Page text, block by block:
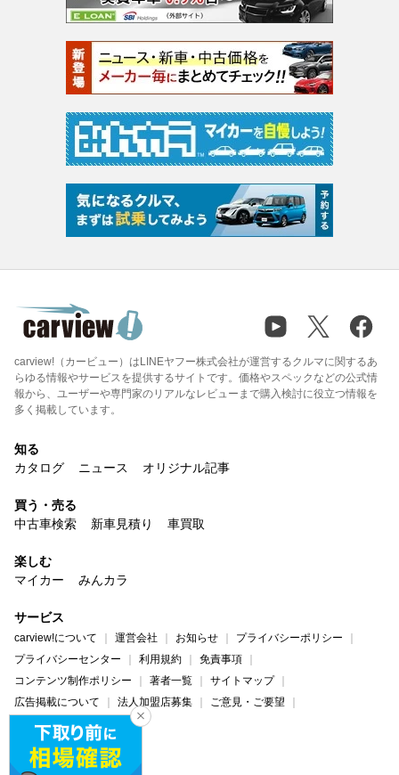
carview!（カービュー）はLINEヤフー株式会社が運営するクルマに関するあ
らゆる情報やサービスを提供するサイトです。価格やスペックなどの公式情
報から、ユーザーや専門家のリアルなレビューまで購入検討に役立つ情報を
多く掲載しています。
知る
カタログ
ニュース オリジナル記事
買う・売る
中古車検索
新車見積り 車買取
楽しむ
マイカー
みんカラ
サービス
carview!について 運営会社 お知らせ
プライバシーポリシー
プライバシーセンター
利用規約
免責事項
コンテンツ制作ポリシー
著者一覧
サイトマップ
広告掲載について
法人加盟店募集
ご意見・ご要望
ヘルプ・お問い合わせ
carview! Yahoo! JAPAN